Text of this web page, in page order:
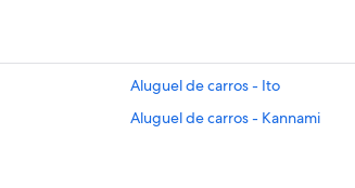
Aluguel de carros - Ito
Aluguel de carros - Kannami